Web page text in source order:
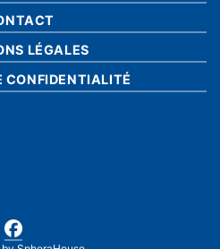
LÉGALES
CONFIDENTIALITÉ